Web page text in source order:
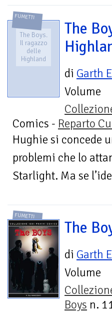
FUMETTI
The Boys.
Il ragazzo
delle
Highland
The
di Garth
Volume
Comics - Reparto
Hughie si concede
problemi che lo
Starlight. Ma se
FUMETTI
The
di Garth
Volume
Boys n.